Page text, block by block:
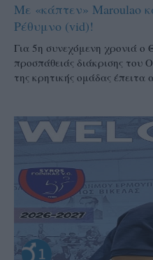
Με «κάπτεν» Maroulao
Ρέθυμνο (vid)!
Για 5η συνεχόμενη χρονιά ο
προσπάθειάς διάκρισης του
της κρητικής ομάδας έπειτα